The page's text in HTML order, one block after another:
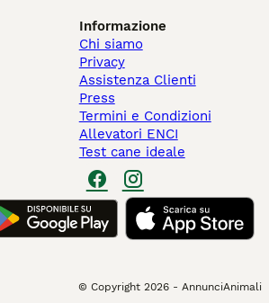
Informazione
Chi siamo
Privacy
Assistenza Clienti
Press
Termini e Condizioni
Allevatori ENCI
Test cane ideale
© Copyright 2026 - AnnunciAnimali